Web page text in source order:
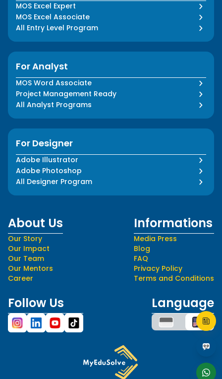
MOS Excel Expert
MOS Excel Associate
All Entry Level Program
For Analyst
MOS Word Associate
Project Management Ready
All Analyst Programs
For Designer
Adobe Illustrator
Adobe Photoshop
All Designer Program
About Us
Our Story
Our Impact
Our Team
Our Mentors
Career
Informations
Media Press
Blog
FAQ
Privacy Policy
Terms and Conditions
Follow Us Language